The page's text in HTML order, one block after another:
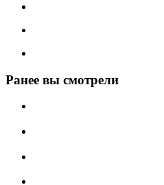
Ранее вы смотрели